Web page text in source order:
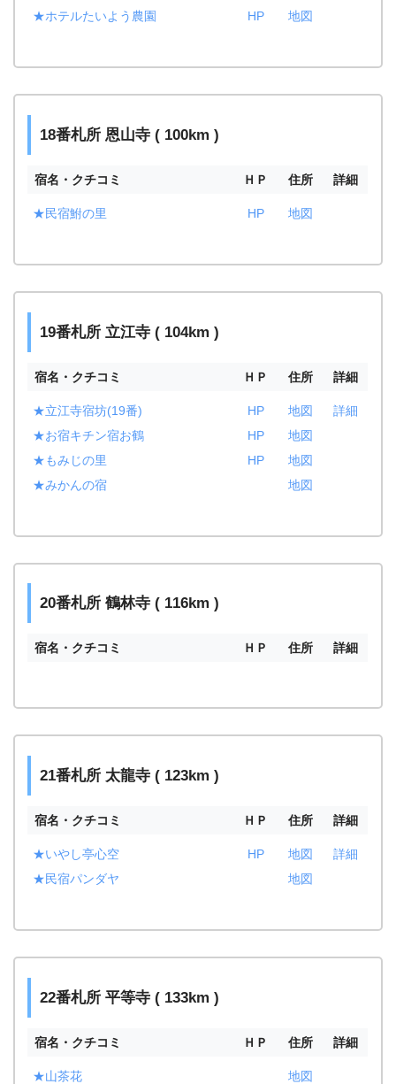
★ホテルたいよう農園
HP 地図
18番札所 恩山寺 ( 100km )
宿名・クチコミ ＨＰ 住所 詳細
★民宿鮒の里 HP 地図
19番札所 立江寺 ( 104km )
宿名・クチコミ ＨＰ 住所 詳細
★立江寺宿坊(19番) HP 地図
詳細
★お宿キチン宿お鶴
HP
地図
★もみじの里
HP
地図
★みかんの宿
地図
20番札所 鶴林寺 ( 116km )
宿名・クチコミ ＨＰ 住所 詳細
21番札所 太龍寺 ( 123km )
宿名・クチコミ ＨＰ 住所 詳細
★いやし亭心空 HP 地図
詳細
★民宿パンダヤ
地図
22番札所 平等寺 ( 133km )
宿名・クチコミ ＨＰ 住所 詳細
★山茶花
地図